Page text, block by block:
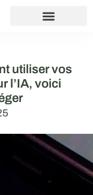
utiliser vos
l’IA, voici